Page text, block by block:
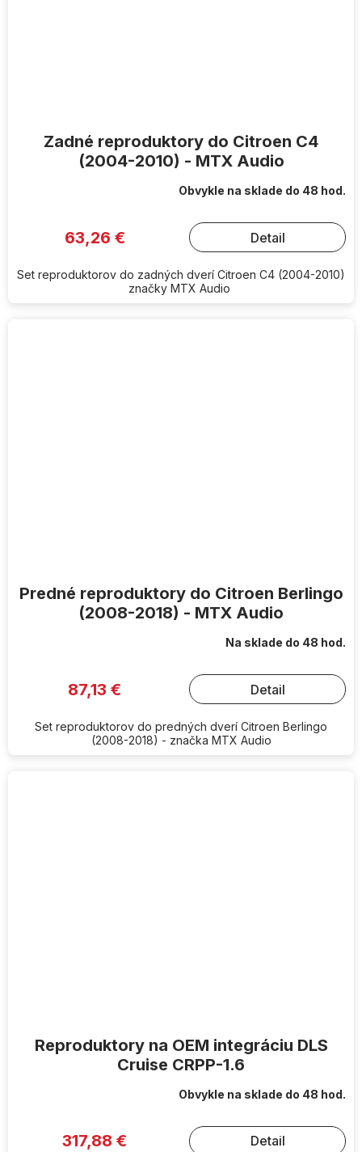
Zadné reproduktory do Citroen C4
(2004-2010) - MTX Audio
Obvykle na sklade do 48 hod.
63,26 € Detail
Set reproduktorov do zadných dverí Citroen C4 (2004-2010)
značky MTX Audio
Predné reproduktory do Citroen Berlingo
(2008-2018) - MTX Audio
Na sklade do 48 hod.
87,13 € Detail
Set reproduktorov do predných dverí Citroen Berlingo
(2008-2018) - značka MTX Audio
Reproduktory na OEM integráciu DLS
Cruise CRPP-1.6
Obvykle na sklade do 48 hod.
317,88 € Detail